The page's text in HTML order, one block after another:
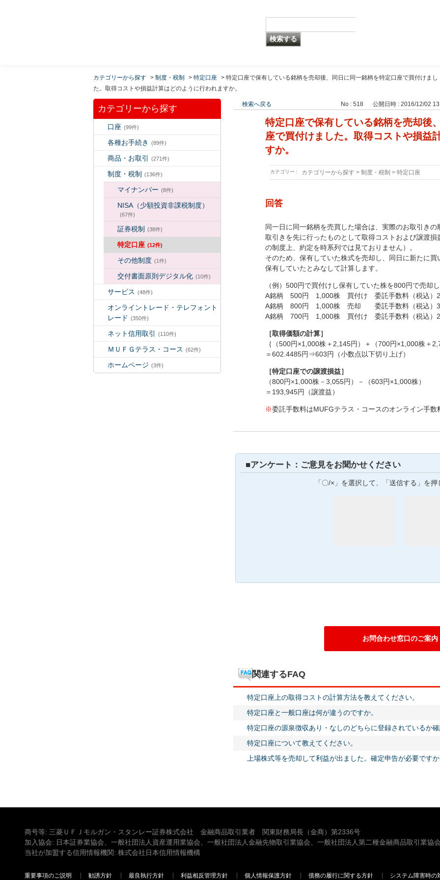
カテゴリーから探す > 制度・税制 > 特定口座 > 特定口座で保有している銘柄を売却後、同日に同一銘柄を特定口座で買付けまし
た。取得コストや損益計算はどのように行われますか。
カテゴリーから探す
口座 (99件)
各種お手続き (89件)
商品・お取引 (271件)
制度・税制 (136件)
マイナンバー (8件)
NISA（少額投資非課税制度）
(67件)
証券税制 (38件)
特定口座 (12件)
その他制度 (1件)
交付書面原則デジタル化 (10件)
サービス (48件)
オンライントレード・テレフォント
レード (350件)
ネット信用取引 (110件)
ＭＵＦＧテラス・コース (62件)
ホームページ (3件)
検索へ戻る No : 518 公開日時 : 2016/12/02
特定口座で保有している銘柄を売却後
座で買付けました。取得コストや損益
すか。
カテゴリー : カテゴリーから探す > 制度・税制 > 特定口座
回答
同一日に同一銘柄を売買した場合は、実際のお取引き
取引きを先に行ったものとして取得コストおよび譲渡
の制度上、約定を時系列では見ておりません）。
そのため、保有していた株式を売却し、同日に新たに
保有していたとみなして計算します。
（例）500円で買付けし保有していた株を800円で売却
A銘柄 500円 1,000株 買付け 委託手数料（税込）
A銘柄 800円 1,000株 売却 委託手数料（税込）
A銘柄 700円 1,000株 買付け 委託手数料（税込）
［取得価額の計算］
｛（500円×1,000株＋2,145円）＋（700円×1,000株＋
＝602.4485円⇒603円（小数点以下切り上げ）
［特定口座での譲渡損益］
（800円×1,000株－3,055円）－（603円×1,000株）
＝193,945円（譲渡益）
※委託手数料はMUFGテラス・コースのオンライン手数
■アンケート：ご意見をお聞かせください
「〇/×」を選択して、「送信する」を押
お問合わせ窓口のご案内
関連するFAQ
特定口座上の取得コストの計算方法を教えてください。
特定口座と一般口座は何が違うのですか。
特定口座の源泉徴収あり・なしのどちらに登録されているか
特定口座について教えてください。
上場株式等を売却して利益が出ました。確定申告が必要ですか
商号等: 三菱ＵＦＪモルガン・スタンレー証券株式会社 金融商品取引業者 関東財務局長（金商）第2336号
加入協会: 日本証券業協会、一般社団法人資産運用業協会、一般社団法人金融先物取引業協会、一般社団法人第二種金融商品取引業協
当社が加盟する信用情報機関: 株式会社日本信用情報機構
重要事項のご説明 勧誘方針 最良執行方針 利益相反管理方針 個人情報保護方針 債務の履行に関する方針 システム障害時の